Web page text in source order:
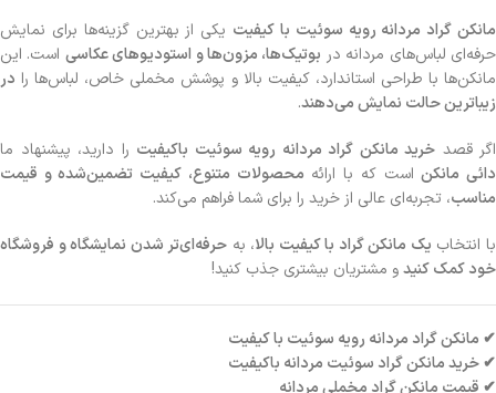
مانکن گراد مردانه رویه سوئیت با کیفیت یکی از بهترین گزینه‌ها برای نمایش
حرفه‌ای لباس‌های مردانه در بوتیک‌ها، مزون‌ها و استودیوهای عکاسی است. این
مانکن‌ها با طراحی استاندارد، کیفیت بالا و پوشش مخملی خاص، لباس‌ها را در
زیباترین حالت نمایش می‌دهند.
اگر قصد خرید مانکن گراد مردانه رویه سوئیت باکیفیت را دارید، پیشنهاد ما
دائی مانکناست که با ارائه محصولات متنوع، کیفیت تضمین‌شده و قیمت
مناسب، تجربه‌ای عالی از خرید را برای شما فراهم می‌کند.
با انتخاب یک مانکن گراد با کیفیت بالا، به حرفه‌ای‌تر شدن نمایشگاه و فروشگاه
خود کمک کنیدو مشتریان بیشتری جذب کنید!
✔ مانکن گراد مردانه رویه سوئیت با کیفیت
✔ خرید مانکن گراد سوئیت مردانه باکیفیت
✔ قیمت مانکن گراد مخملی مردانه